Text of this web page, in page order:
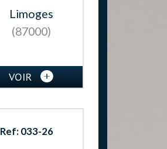
Limoges
(87000)
VOIR
Ref: 033-26